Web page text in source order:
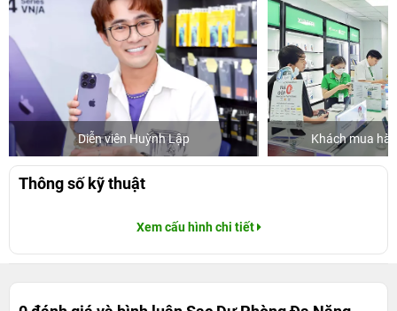
Diễn viên Huỳnh Lập Khách mua
Thông số kỹ thuật
Xem cấu hình chi tiết